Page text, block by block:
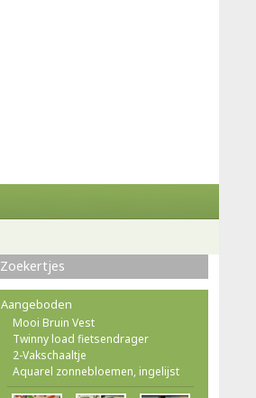
Zoekertjes
Aangeboden
Mooi Bruin Vest
Twinny load fietsendrager
2-Vakschaaltje
Aquarel zonnebloemen, ingelijst